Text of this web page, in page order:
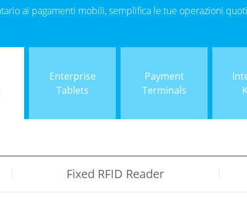
ai pagamenti mobili, semplifica le tue operazioni
Enterprise
Tablets
Payment
Terminals
Fixed RFID Reader